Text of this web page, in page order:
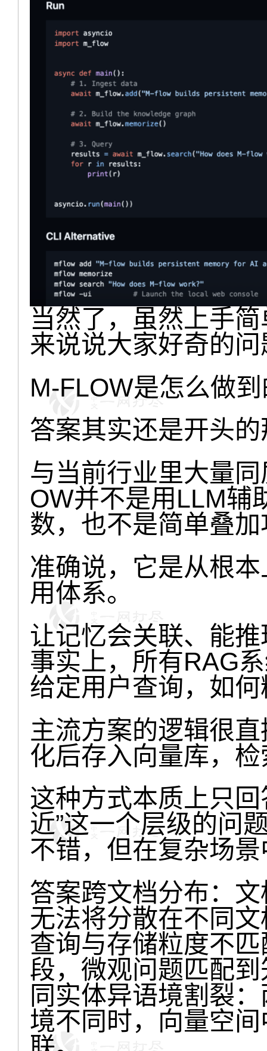
当然了，虽然上手
来说说大家好奇的
M-FLOW是怎么做
答案其实还是开头
与当前行业里大量
OW并不是用LLM辅
数，也不是简单叠
准确说，它是从根
用体系。
让记忆会关联、能推
事实上，所有RAG
给定用户查询，如
主流方案的逻辑很
化后存入向量库，
这种方式本质上只
近”这一个层级的问
不错，但在复杂场
答案跨文档分布：
无法将分散在不同
查询与存储粒度不
段，微观问题匹配
同实体异语境割裂
境不同时，向量空